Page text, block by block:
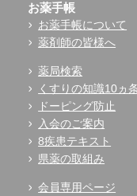
お薬手帳
お薬手帳について
薬剤師の皆様へ
薬局検索
くすりの知識10ヵ
ドーピング防止
入会のご案内
8疾患テキスト
県薬の取組み
会員専用ページ